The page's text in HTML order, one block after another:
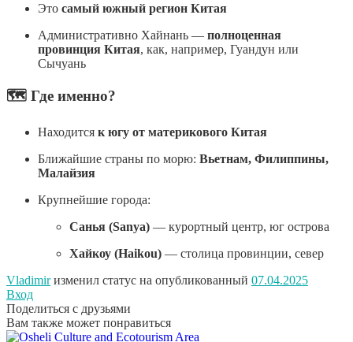
Это самый южный регион Китая
Административно Хайнань — полноценная
провинция Китая, как, например, Гуандун или
Сычуань
🗺️ Где именно?
Находится к югу от материкового Китая
Ближайшие страны по морю: Вьетнам, Филиппины,
Малайзия
Крупнейшие города:
Санья (Sanya) — курортный центр, юг острова
Хайкоу (Haikou) — столица провинции, север
Vladimirизменил статус на опубликованный 07.04.2025
Вход
Поделиться с друзьями
Вам также может понравиться